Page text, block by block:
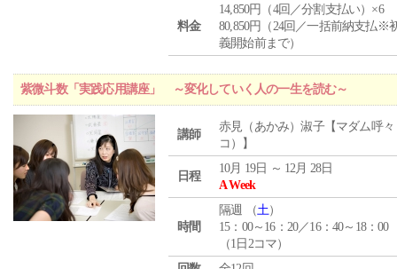
料金
14,850円（4回／分割支払い）×6
80,850円（24回／一括前納支払※
義開始前まで）
紫微斗数「実践応用講座」 ～変化していく人の一生を読む～
講師
赤見（あかみ）淑子【マダム呼々
コ）】
日程
10月 19日 ～ 12月 28日
A Week
時間
隔週 （土）
15：00～16：20／16：40～18：00
（1日2コマ）